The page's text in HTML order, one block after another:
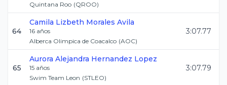
Quintana Roo (QROO)
64
Camila Lizbeth Morales Avila
16 años
Alberca Olimpica de Coacalco (AOC)
3:07.77
65
Aurora Alejandra Hernandez Lopez
15 años
Swim Team Leon (STLEO)
3:07.79